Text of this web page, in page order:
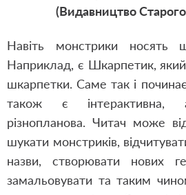
(Видавництво
Навіть монстрики носять
Наприклад, є Шкарпетик, який
шкарпетки. Саме так і
також є
різнопланова. Читач може
шукати монстриків,
назви, створювати нових
замальовувати та таким